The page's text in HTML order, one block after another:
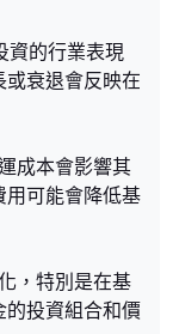
資的行業表現
衰退會反映在
成本會影響其
用可能會降低基
，特別是在基
的投資組合和價